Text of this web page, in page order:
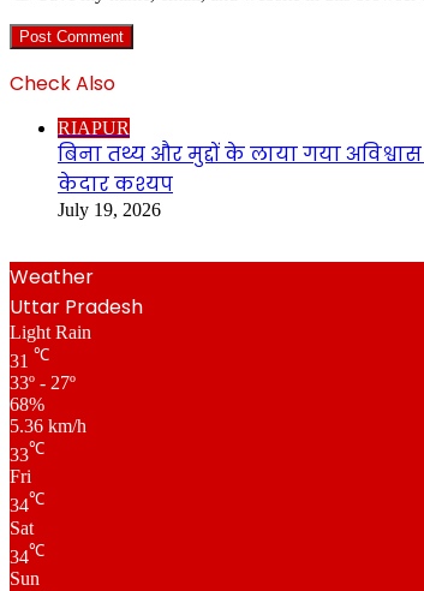
Check Also
RIAPUR
बिना तथ्य और मुद्दों के लाया गया
केदार कश्यप
July 19, 2026
Weather
Uttar Pradesh
Light Rain
31 ℃
33º - 27º
68%
5.36 km/h
33℃
Fri
34℃
Sat
34℃
Sun